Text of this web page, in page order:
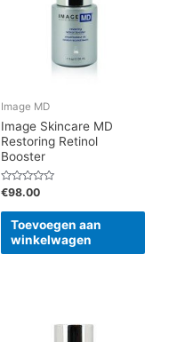
Image MD
Image Skincare MD
Restoring Retinol
Booster
Gewaardeerd
uit
€98.00
Toevoegen aan
winkelwagen